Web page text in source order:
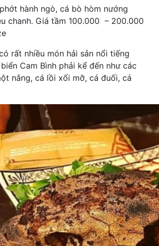
hành ngò, cá bò hòm nướng
chanh. Giá tầm 100.000 – 200.000
rất nhiều món hải sản nổi tiếng
Cam Bình phải kể đến như các
nắng, cá lồi xối mỡ, cá đuối, cá